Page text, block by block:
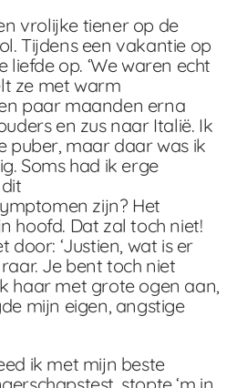
vrolijke tiener op de
Tijdens een vakantie op
liefde op. ‘We waren echt
ze met warm
paar maanden erna
en zus naar Italië. Ik
puber, maar daar was ik
Soms had ik erge
zijn? Het
hoofd. Dat zal toch niet!
door: ‘Justien, wat is er
Je bent toch niet
haar met grote ogen aan,
mijn eigen, angstige
ik met mijn beste